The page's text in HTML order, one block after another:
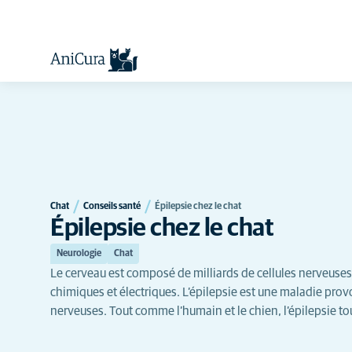
Chat Conseils santé Épilepsie chez le chat
Épilepsie chez le chat
Neurologie Chat
Le cerveau est composé de milliards de cellules
chimiques et électriques. L’épilepsie est une maladie
nerveuses. Tout comme l’humain et le chien, l’épilepsie